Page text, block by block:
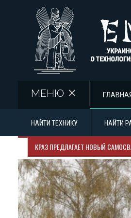
МЕНЮ
НАЙТИ ТЕХНИКУ НАЙТИ
КРАЗ ПРЕДЛАГАЕТ НОВЫЙ